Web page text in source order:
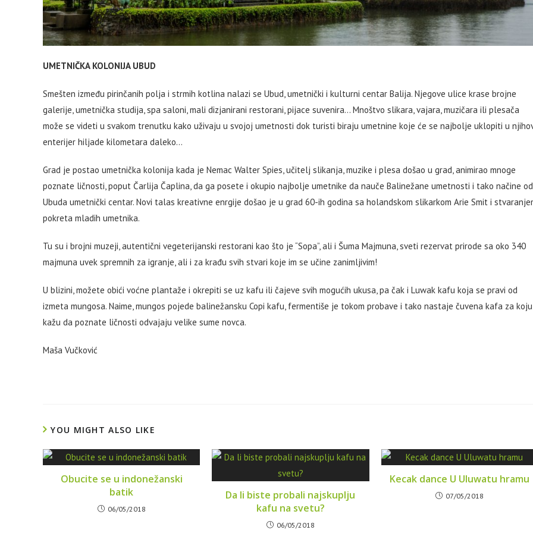
UMETNIČKA KOLONIJA UBUD
Smešten između pirinčanih polja i strmih kotlina nalazi se Ubud, umetnički i kulturni centar Balija. Njegove ulice krase brojne
galerije, umetnička studija, spa saloni, mali dizjanirani restorani, pijace suvenira… Mnoštvo slikara, vajara, muzičara ili plesača
može se videti u svakom trenutku kako uživaju u svojoj umetnosti dok turisti biraju umetnine koje će se najbolje uklopiti u
enterijer hiljade kilometara daleko…
Grad je postao umetnička kolonija kada je Nemac Walter Spies, učitelj slikanja, muzike i plesa došao u grad, animirao mnoge
poznate ličnosti, poput Čarlija Čaplina, da ga posete i okupio najbolje umetnike da nauče Balinežane umetnosti i tako načine od
Ubuda umetnički centar. Novi talas kreativne enrgije došao je u grad 60-ih godina sa holandskom slikarkom Arie Smit i
pokreta mladih umetnika.
Tu su i brojni muzeji, autentični vegeterijanski restorani kao što je “Sopa”, ali i Šuma Majmuna, sveti rezervat prirode sa oko 340
majmuna uvek spremnih za igranje, ali i za krađu svih stvari koje im se učine zanimljivim!
U blizini, možete obići voćne plantaže i okrepiti se uz kafu ili čajeve svih mogućih ukusa, pa čak i Luwak kafu koja se pravi od
izmeta mungosa. Naime, mungos pojede balinežansku Copi kafu, fermentiše je tokom probave i tako nastaje čuvena kafa za koju
kažu da poznate ličnosti odvajaju velike sume novca.
Maša Vučković
YOU MIGHT ALSO LIKE
Obucite se u indonežanski
batik
06/05/2018
Da li biste probali najskuplju
kafu na svetu?
06/05/2018
Kecak dance U Uluwatu hramu
07/05/2018